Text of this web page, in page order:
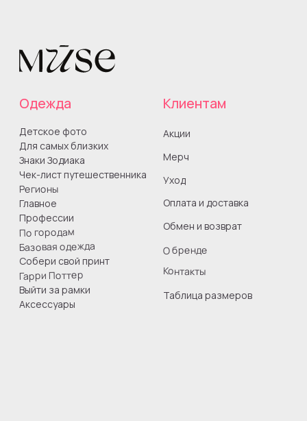
СМЗ Гончарова Юлия Игоревна
ИНН 260808755849
+7 962 430 7954
info@muse-wear.ru